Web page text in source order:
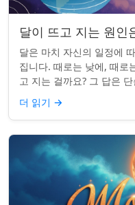
달이 뜨고 지는 원인
달은 마치 자신의 일정에
집니다. 때로는 낮에, 때로
고 지는 걸까요? 그 답은
관한 것입니다. 핵심 통찰:...
더 읽기 →